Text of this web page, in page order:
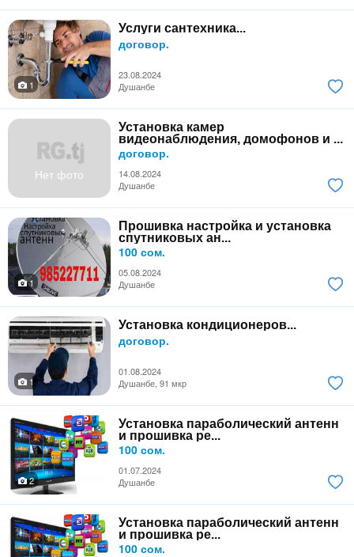
Услуги сантехника...
договор.
23.08.2024
1
Душанбе
Нет фото
Установка камер
видеонаблюдения, домофонов и ...
договор.
14.08.2024
Душанбе
Прошивка настройка и установка
спутниковых ан...
100 сом.
05.08.2024
1
Душанбе
Установка кондиционеров...
договор.
01.08.2024
1
Душанбе, 91 мкр
Установка параболический антенн
и прошивка ре...
100 сом.
01.07.2024
2
Душанбе
Установка параболический антенн
и прошивка ре...
100 сом.